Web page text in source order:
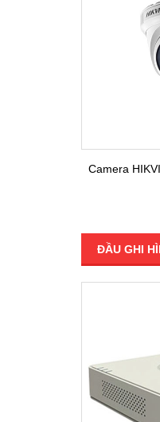
Camera
ĐẦU GHI